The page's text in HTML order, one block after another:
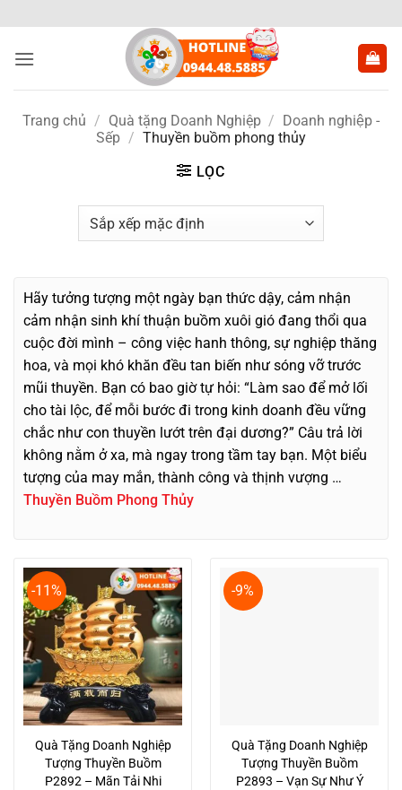
qua
nội
Trang chủ / Quà tặng Doanh Nghiệp / Doanh nghiệp -
Sếp / Thuyền buồm phong thủy
LỌC
Hãy tưởng tượng một ngày bạn thức dậy, cảm nhận
cảm nhận sinh khí thuận buồm xuôi gió đang thổi qua
cuộc đời mình – công việc hanh thông, sự nghiệp thăng
hoa, và mọi khó khăn đều tan biến như sóng vỡ trước
mũi thuyền. Bạn có bao giờ tự hỏi: “Làm sao để mở lối
cho tài lộc, để mỗi bước đi trong kinh doanh đều vững
chắc như con thuyền lướt trên đại dương?” Câu trả lời
không nằm ở xa, mà ngay trong tầm tay bạn. Một biểu
tượng của may mắn, thành công và thịnh vượng …
Thuyền Buồm Phong Thủy
-11%
Quà Tặng Doanh Nghiệp
Tượng Thuyền Buồm
P2892 – Mãn Tải Nhi
-9%
Quà Tặng Doanh Nghiệp
Tượng Thuyền Buồm
P2893 – Vạn Sự Như Ý